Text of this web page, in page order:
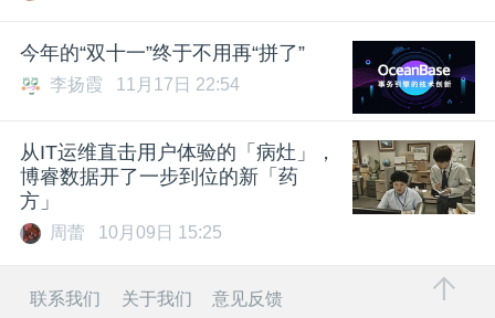
今年的“双十一”终于不用再“拼了”
李扬霞 11月17日 22:54
从IT运维直击用户体验的「病灶」，
博睿数据开了一步到位的新「药
方」
周蕾 10月09日 15:25
联系我们 关于我们 意见反馈